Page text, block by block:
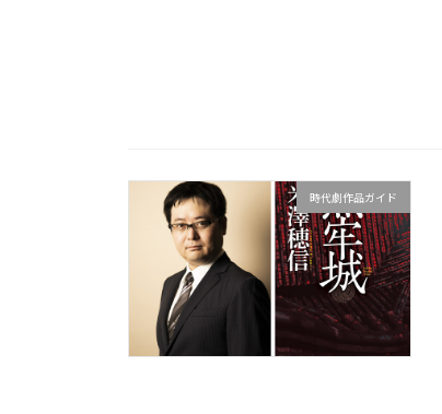
時代劇作品ガイド